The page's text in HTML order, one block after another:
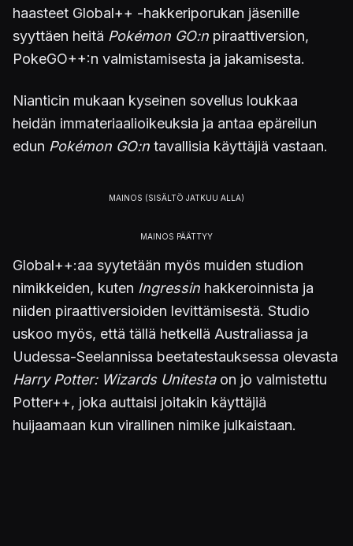
haasteet Global++ -hakkeriporukan jäsenille
syyttäen heitä Pokémon GO:n piraattiversion,
PokeGO++:n valmistamisesta ja jakamisesta.
Nianticin mukaan kyseinen sovellus loukkaa
heidän immateriaalioikeuksia ja antaa epäreilun
edun Pokémon GO:n tavallisia käyttäjiä vastaan.
Global++:aa syytetään myös muiden studion
nimikkeiden, kuten Ingressin hakkeroinnista ja
niiden piraattiversioiden levittämisestä. Studio
uskoo myös, että tällä hetkellä Australiassa ja
Uudessa-Seelannissa beetatestauksessa olevasta
Harry Potter: Wizards Unitestaon jo valmistettu
Potter++, joka auttaisi joitakin käyttäjiä
huijaamaan kun virallinen nimike julkaistaan.